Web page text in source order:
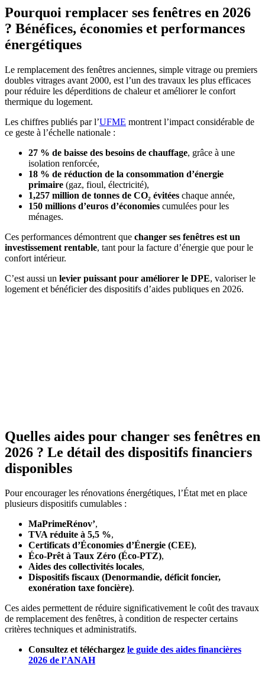
Pourquoi remplacer ses fenêtres en 2026
? Bénéfices, économies et performances
énergétiques
Le remplacement des fenêtres anciennes, simple vitrage ou premiers
doubles vitrages avant 2000, est l’un des travaux les plus efficaces
pour réduire les déperditions de chaleur et améliorer le confort
thermique du logement.
Les chiffres publiés par l’UFME montrent l’impact considérable de
ce geste à l’échelle nationale :
27 % de baisse des besoins de chauffage, grâce à une
isolation renforcée,
18 % de réduction de la consommation d’énergie
primaire (gaz, fioul, électricité),
1,257 million de tonnes de CO₂ évitées chaque année,
150 millions d’euros d’économies cumulées pour les
ménages.
Ces performances démontrent que changer ses fenêtres est un
investissement rentable, tant pour la facture d’énergie que pour le
confort intérieur.
C’est aussi un levier puissant pour améliorer le DPE, valoriser le
logement et bénéficier des dispositifs d’aides publiques en 2026.
Quelles aides pour changer ses fenêtres en
2026 ? Le détail des dispositifs financiers
disponibles
Pour encourager les rénovations énergétiques, l’État met en place
plusieurs dispositifs cumulables :
MaPrimeRénov’,
TVA réduite à 5,5 %,
Certificats d’Économies d’Énergie (CEE),
Éco‑Prêt à Taux Zéro (Éco‑PTZ),
Aides des collectivités locales,
Dispositifs fiscaux (Denormandie, déficit foncier,
exonération taxe foncière).
Ces aides permettent de réduire significativement le coût des travaux
de remplacement des fenêtres, à condition de respecter certains
critères techniques et administratifs.
Consultez et téléchargez le guide des aides financières
2026 de l’ANAH